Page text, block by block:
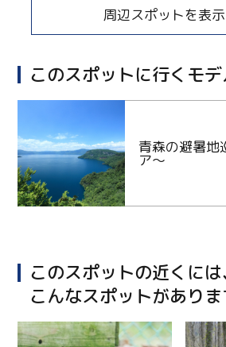
周辺スポットを表示
このスポットに行くモ
青森の避暑地
ア～
このスポットの近くには
こんなスポットがありま